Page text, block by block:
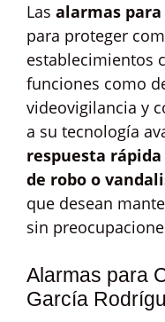
Las alarmas para
para proteger
establecimientos
funciones como
videovigilancia y
a su tecnología
respuesta
de robo o
que desean
sin
Alarmas para
García